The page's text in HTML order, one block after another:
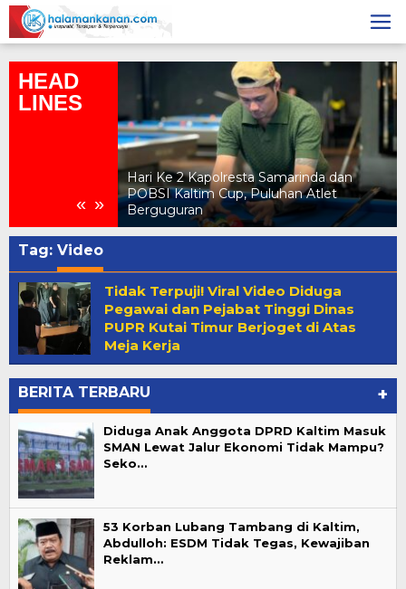
Skip
to
content
HEAD
LINES
« »
Hari Ke 2 Kapolresta Samarinda dan
POBSI Kaltim Cup, Puluhan Atlet
Berguguran
Tag: Video
Tidak Terpuji! Viral Video Diduga
Pegawai dan Pejabat Tinggi Dinas
PUPR Kutai Timur Berjoget di Atas
Meja Kerja
BERITA TERBARU +
Diduga Anak Anggota DPRD Kaltim Masuk
SMAN Lewat Jalur Ekonomi Tidak Mampu?
Seko…
53 Korban Lubang Tambang di Kaltim,
Abdulloh: ESDM Tidak Tegas, Kewajiban
Reklam…